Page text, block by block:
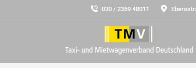
030 / 2359 48011